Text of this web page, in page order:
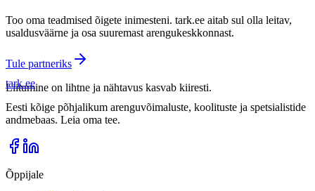
Too oma teadmised õigete inimesteni. tark.ee aitab sul olla leitav,
usaldusväärne ja osa suuremast arengukeskkonnast.
Tule partneriks
Liitumine on lihtne ja nähtavus kasvab kiiresti.
tark.ee
Eesti kõige põhjalikum arenguvõimaluste, koolituste ja spetsialistide
andmebaas. Leia oma tee.
Õppijale